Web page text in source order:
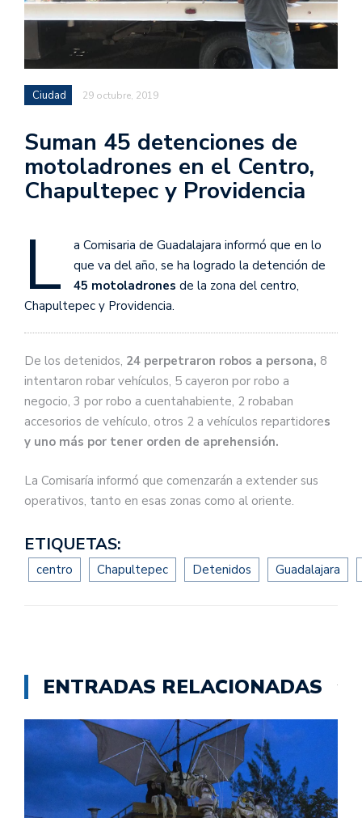
Ciudad 29 octubre, 2019
Suman 45 detenciones de
motoladrones en el Centro,
Chapultepec y Providencia
L
a Comisaria de Guadalajara informó que en lo
que va del año, se ha logrado la detención de
45 motoladrones de la zona del centro,
Chapultepec y Providencia.
De los detenidos, 24 perpetraron robos a persona, 8
intentaron robar vehículos, 5 cayeron por robo a
negocio, 3 por robo a cuentahabiente, 2 robaban
accesorios de vehículo, otros 2 a vehículos repartidores
y uno más por tener orden de aprehensión.
La Comisaría informó que comenzarán a extender sus
operativos, tanto en esas zonas como al oriente.
ETIQUETAS:
centro Chapultepec Detenidos Guadalajara
ENTRADAS RELACIONADAS